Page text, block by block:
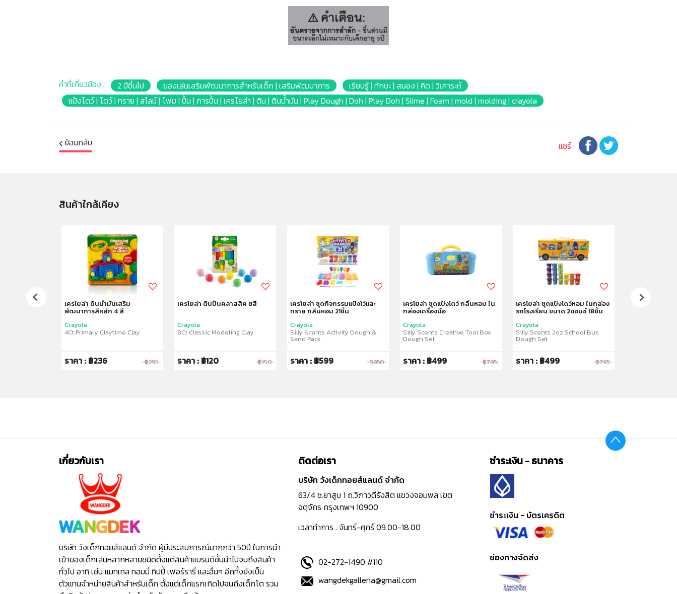
คำที่เกี่ยวข้อง : 2 ปีขึ้นไป ของเล่นเสริมพัฒนาการสำหรับเด็ก | เสริมพัฒนาการ
เรียนรู้ | ทักษะ | สมอง | คิด | วิเคาระห์
แป้งโดว์ | โดว์ | ทราย | สไลม์ | โฟม | ปั้น | การปั้น | เครโยล่า | ดิน | ดินน้ำมัน | Play Dough | Doh | Play Doh | Slime | Foam | mold | molding | crayola
ย้อนกลับ แชร์ :
สินค้าใกล้เคียง
โดว์ ไอศกรีม เครโยล่า ดินน้ำมันเสริม
พัฒนาการสีหลัก 4 สี
Crayola
4Ct Primary Claytime Clay
ราคา : ฿236 ฿295
เครโยล่า ดินปั้นคลาสสิค 8สี
Crayola
8Ct Classic Modeling Clay
ราคา : ฿120 ฿150
เครโยล่า ชุดกิจกรรมแป้งโว์และ
ทราย กลิ่นหอม 21ชิ้น
Crayola
Silly Scents Activity Dough &
Sand Pack
ราคา : ฿599 ฿950
เครโยล่า ชุดแป้งโดว์ กลิ่นหอม ใน
กล่องเครื่องมือ
Crayola
Silly Scents Creative Tool Box
Dough Set
ราคา : ฿499 ฿795
เครโยล่า ชุดแป้งโดว์หอม ในกล่อง
รถโรงเรียน ขนาด 2ออนซ์ 18ชิ้น
Crayola
Silly Scents 2oz School Bus
Dough Set
ราคา : ฿499 ฿795
เครโยล่า ทรา
เกี่ยวกับเรา
บริษัท วังเด็กทอยส์แลนด์ จำกัด ผู้มีประสบการณ์มากกว่า 50ปี ในการนำ
เข้าของเด็กเล่นหลากหลายชนิดตั้งแต่สินค้าแบรนด์ชั้นนำไปจนถึงสินค้า
ทั่วไป อาทิ เช่น แมทเทล ทอมมี่ ทิปปี้ เฟอร์รารี่ และอื่นๆ อีกทั้งยังเป็น
ตัวแทนจำหน่ายสินค้าสำหรับเด็ก ตั้งแต่เด็กแรกเกิดไปจนถึงเด็กโต รวม
ติดต่อเรา
บริษัท วังเด็กทอยส์แลนด์ จำกัด
63/4 ซ.ยาสูบ 1 ถ.วิภาวดีรังสิต แขวงจอมพล เขต
จตุจักร กรุงเทพฯ 10900
เวลาทำการ : จันทร์-ศุกร์ 09.00-18.00
02-272-1490 #110
wangdekgalleria@gmail.com
ชำระเงิน - ธนาคาร
ชำระเงิน - บัตรเครดิต
ช่องทางจัดส่ง